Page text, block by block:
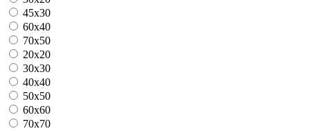
45x30
60x40
70x50
20x20
30x30
40x40
50x50
60x60
70x70